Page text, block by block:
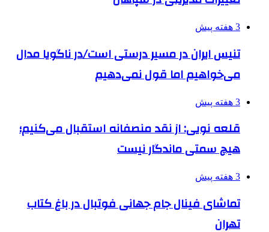
3 هفته پیش
تنیس ایران در مسیر درستی است/در ناگویا مدال
می‌خواهیم اما قول نمی‌دهیم
3 هفته پیش
قلعه نویی: از نقد منصفانه استقبال می‌کنیم؛
هیچ سمتی ماندگار نیست
3 هفته پیش
تماشای فینال جام جهانی فوتبال در باغ کتاب
تهران